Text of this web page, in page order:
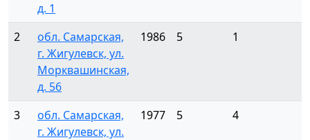
д. 1
2
обл. Самарская,
г. Жигулевск, ул.
Морквашинская,
д. 56
1986 5 1
3
обл. Самарская,
г. Жигулевск, ул.
1977 5 4